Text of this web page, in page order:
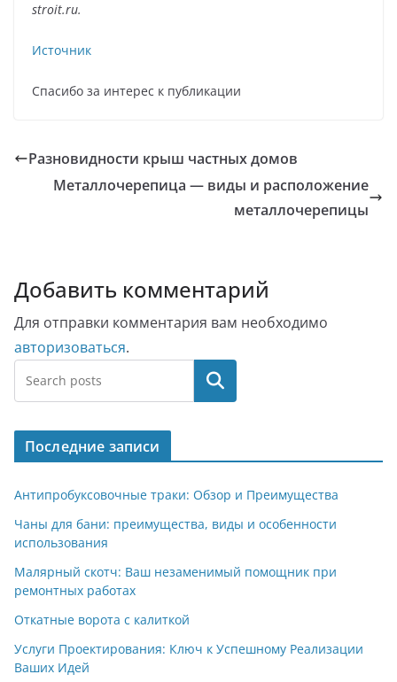
stroit.ru.
Источник
Спасибо за интерес к публикации
Разновидности крыш частных домов
Металлочерепица — виды и расположение
металлочерепицы
Добавить комментарий
Для отправки комментария вам необходимо
авторизоваться.
Поиск
Последние записи
Антипробуксовочные траки: Обзор и Преимущества
Чаны для бани: преимущества, виды и особенности
использования
Малярный скотч: Ваш незаменимый помощник при
ремонтных работах
Откатные ворота с калиткой
Услуги Проектирования: Ключ к Успешному Реализации
Ваших Идей